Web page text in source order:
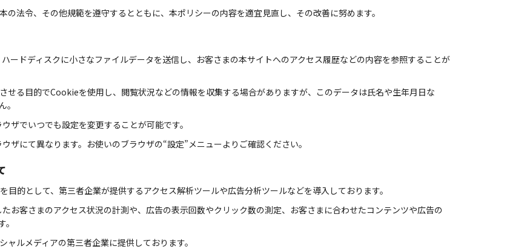
法令、その他規範を遵守するとともに、本ポリシーの内容を適宜見直し、その改善に努めます。
ードディスクに小さなファイルデータを送信し、お客さまの本サイトへのアクセス履歴などの内容を参照することが
せる目的でCookieを使用し、閲覧状況などの情報を収集する場合がありますが、このデータは氏名や生年月日な
。
ザでいつでも設定を変更することが可能です。
にて異なります。お使いのブラウザの“設定”メニューよりご確認ください。
的として、第三者企業が提供するアクセス解析ツールや広告分析ツールなどを導入しております。
お客さまのアクセス状況の計測や、広告の表示回数やクリック数の測定、お客さまに合わせたコンテンツや広告の
ルメディアの第三者企業に提供しております。